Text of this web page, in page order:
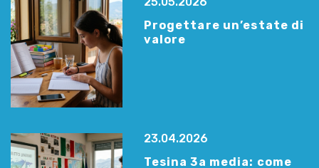
Progettare un’estate di
valore
23.04.2026
Tesina 3a media: come